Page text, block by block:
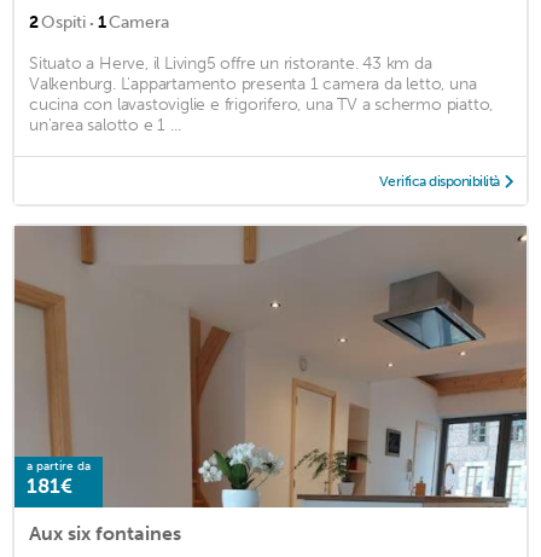
2Ospiti · 1Camera
Situato a Herve, il Living5 offre un ristorante. 43 km da
Valkenburg. L'appartamento presenta 1 camera da letto, una
cucina con lavastoviglie e frigorifero, una TV a schermo piatto,
un'area salotto e 1 ...
Verifica disponibilità
a partire da
181€
Aux six fontaines